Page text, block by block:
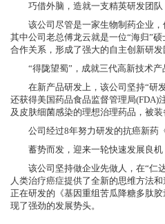
巧借外脑，造就一支精英研发团队
该公司尽管是一家生物制药企业，
其中公司老总傅龙云就是一位“海归”
合作关系，形成了强大的自主创新研发
“得陇望蜀”，成就三代高新技术产
在新产品研发上，该公司坚持“研发
还获得美国药品食品监督管理局(FDA)
及皮肤细菌感染的理想治理药品，被装
公司经过8年努力研发的抗癌新药《
蓄势而发，迎来一轮快速发展良机
该公司坚持做企业先做人，在“仁达
人类治疗癌症提供了全新的思维方法
正在研发的《基因重组苦瓜降糖多肽
现了强劲的发展势头。